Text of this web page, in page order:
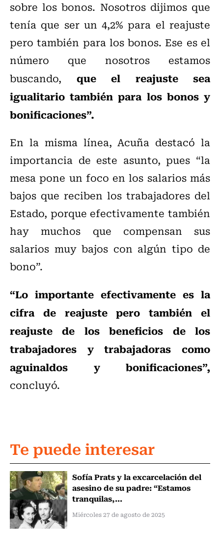
sobre los bonos. Nosotros dijimos que
tenía que ser un 4,2% para el reajuste
pero también para los bonos. Ese es el
número que nosotros estamos
buscando, que el reajuste sea
igualitario también para los bonos y
bonificaciones”.
En la misma línea, Acuña destacó la
importancia de este asunto, pues “la
mesa pone un foco en los salarios más
bajos que reciben los trabajadores del
Estado, porque efectivamente también
hay muchos que compensan sus
salarios muy bajos con algún tipo de
bono”.
“Lo importante efectivamente es la
cifra de reajuste pero también el
reajuste de los beneficios de los
trabajadores y trabajadoras como
aguinaldos y bonificaciones”,
concluyó.
Te puede interesar
Sofía Prats y la excarcelación del
asesino de su padre: “Estamos
tranquilas,...
Miércoles 27 de agosto de 2025